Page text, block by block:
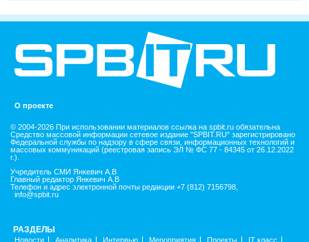
О проекте
© 2004-2026 При использовании материалов ссылка на spbit.ru обязательна
Средство массовой информации сетевое издание "SPBIT.RU" зарегистрировано
Федеральной службы по надзору в сфере связи, информационных технологий и
массовых коммуникаций (реестровая запись ЭЛ № ФС 77 - 84345 от 26.12.2022
г.).
Учредитель СМИ Янкевич А.В
Главный редактор Янкевич А.В
Телефон и адрес электронной почты редакции +7 (812) 7156798,
info@spbit.ru
РАЗДЕЛЫ
Новости Аналитика Интервью Мероприятия Проекты IT класс